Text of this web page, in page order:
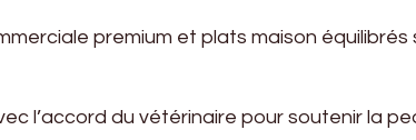
premium et plats maison équilibrés
l’accord du vétérinaire pour soutenir la